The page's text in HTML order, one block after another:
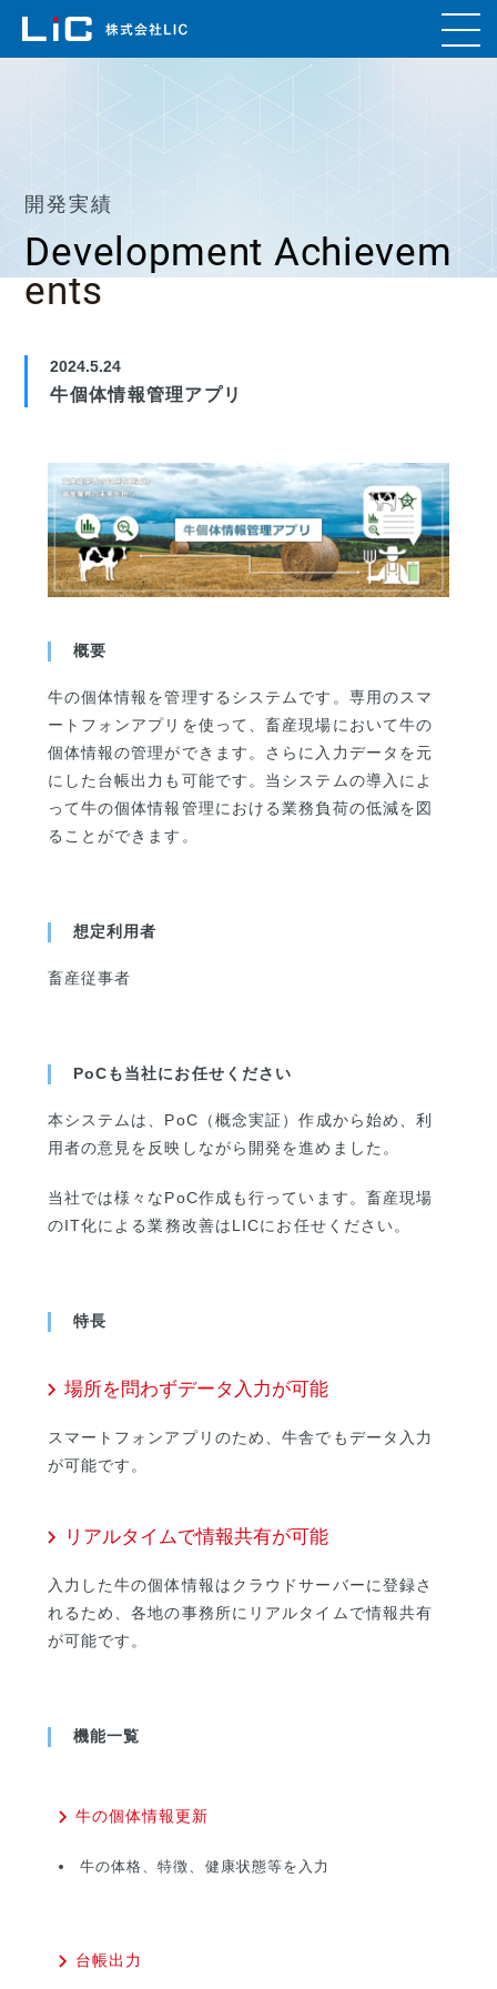
開発実績
Development Achievem
ents
2024.5.24
牛個体情報管理アプリ
概要
牛の個体情報を管理するシステムです。専用のスマ
ートフォンアプリを使って、畜産現場において牛の
個体情報の管理ができます。さらに入力データを元
にした台帳出力も可能です。当システムの導入によ
って牛の個体情報管理における業務負荷の低減を図
ることができます。
想定利用者
畜産従事者
PoCも当社にお任せください
本システムは、PoC（概念実証）作成から始め、利
用者の意見を反映しながら開発を進めました。
当社では様々なPoC作成も行っています。畜産現場
のIT化による業務改善はLICにお任せください。
特長
場所を問わずデータ入力が可能
スマートフォンアプリのため、牛舎でもデータ入力
が可能です。
リアルタイムで情報共有が可能
入力した牛の個体情報はクラウドサーバーに登録さ
れるため、各地の事務所にリアルタイムで情報共有
が可能です。
機能一覧
牛の個体情報更新
牛の体格、特徴、健康状態等を入力
台帳出力